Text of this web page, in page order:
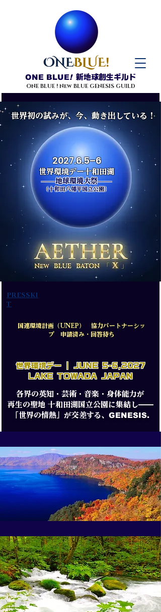
ONE BLUE!新地球創生ギルド
ONE BLUE ! New BLUE GENESIS GUILD
世界初の試みが、今、動き出している！
2027.6.5–6
世界環境デー十和田湖
——地球環境大祭——​
（十和田八幡平国立公園）
PRESSKI
T
国連環境計画（UNEP） 協力パートナーシッ
プ 申請済み・回答待ち
​世界環境デー | JUNE 5-6,2027
LAKE TOWADA JAPAN
各界の英知・芸術・音楽・身体能力が
再生の聖地 十和田湖国立公園に集結し——
「世界の情熱」 が交差する、 GENESIS.